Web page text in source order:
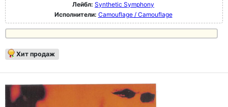
Лейбл: Synthetic Symphony
Исполнители: Camouflage / Camouflage
Хит продаж